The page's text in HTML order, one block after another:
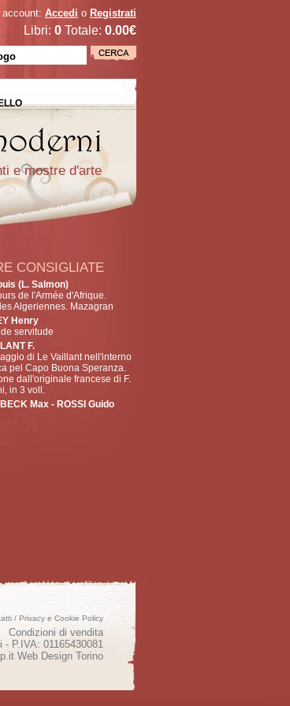
account: Accedi o Registrati
Libri: 0 Totale: 0.00€
e mostre d'arte
CONSIGLIATE
(L. Salmon)
de l'Armée d'Afrique.
Algeriennes. Mazagran
Henry
servitude
F.
di Le Vaillant nell'interno
pel Capo Buona Speranza.
dall'originale francese di F.
in 3 voll.
Max - ROSSI Guido
/ Privacy e Cookie Policy
Condizioni di vendita
P.IVA: 01165430081
Web Design Torino